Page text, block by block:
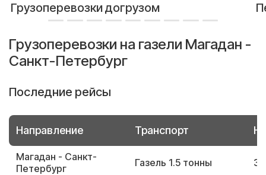
Грузоперевозки догрузом
Грузоперевозки на газели Магадан -
Санкт-Петербург
Последние рейсы
Направление Транспорт
Магадан - Санкт-
Петербург
Газель 1.5 тонны